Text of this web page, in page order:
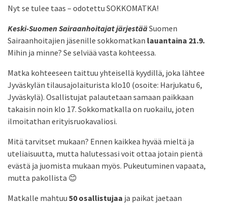
Nyt se tulee taas – odotettu SOKKOMATKA!
Keski-Suomen Sairaanhoitajat järjestääSuomen
Sairaanhoitajien jäsenille sokkomatkan lauantaina 21.9.
Mihin ja minne? Se selviää vasta kohteessa.
Matka kohteeseen taittuu yhteisellä kyydillä, joka lähtee
Jyväskylän tilausajolaiturista klo10 (osoite: Harjukatu 6,
Jyväskylä). Osallistujat palautetaan samaan paikkaan
takaisin noin klo 17. Sokkomatkalla on ruokailu, joten
ilmoitathan erityisruokavaliosi.
Mitä tarvitset mukaan? Ennen kaikkea hyvää mieltä ja
uteliaisuutta, mutta halutessasi voit ottaa jotain pientä
evästä ja juomista mukaan myös. Pukeutuminen vapaata,
mutta pakollista 😊
Matkalle mahtuu 50 osallistujaa ja paikat jaetaan